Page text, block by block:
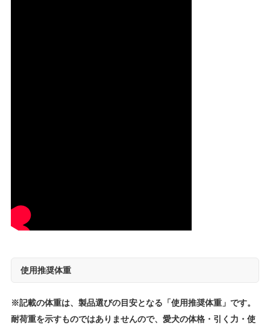
使用推奨体重
※記載の体重は、製品選びの目安となる「使用推奨体重」です。
耐荷重を示すものではありませんので、愛犬の体格・引く力・使